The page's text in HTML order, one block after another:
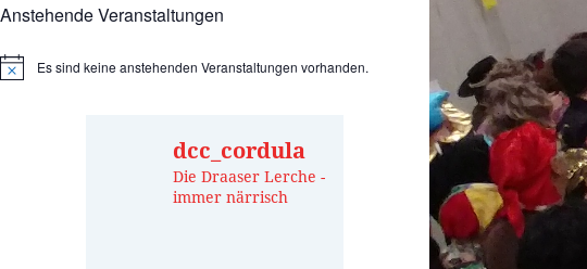
Anstehende Veranstaltungen
HinweisEs sind keine anstehenden Veranstaltungen vorhanden.
dcc_cordula
Die Draaser Lerche -
immer närrisch